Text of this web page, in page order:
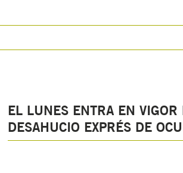
EL LUNES ENTRA EN VIGOR
DESAHUCIO EXPRÉS DE